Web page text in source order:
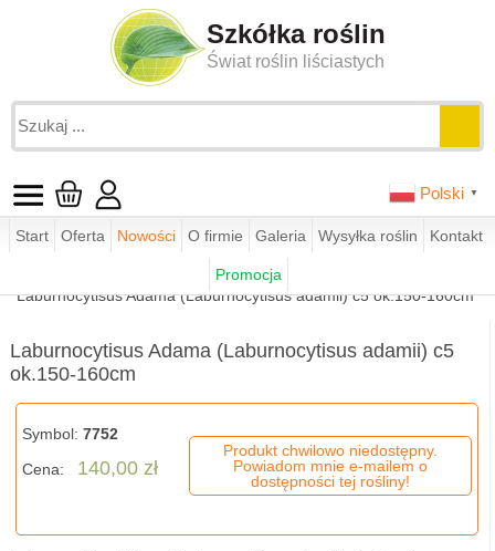
Szkółka roślin
Świat roślin liściastych
Polski ▼
Start Oferta Nowości O firmie Galeria Wysyłka roślin Kontakt
Promocja
Laburnocytisus Adama (Laburnocytisus adamii) c5 ok.150-160cm
Laburnocytisus Adama (Laburnocytisus adamii) c5
ok.150-160cm
Symbol: 7752
Cena:
140,00 zł
Produkt chwilowo niedostępny.
Powiadom mnie e-mailem o
dostępności tej rośliny!